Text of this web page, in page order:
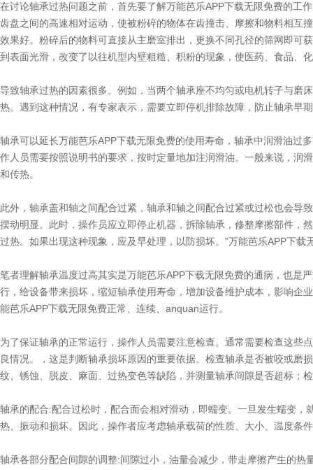
在讨论轴承过热问题之前，首先要了解万能芭乐APP下载无限免费的工
齿盘之间的高速相对运动，使被粉碎的物体在齿撞击、摩擦和物料相互
效果好。粉碎后的物料可直接从主磨室排出，更换不同孔径的筛网即可
到表面光滑，改变了以往机型内壁粗糙、积粉的现象，使医药、食品、
导致轴承过热的因素很多。例如，当两个轴承座不均匀或电机转子与磨
热。遇到这种情况，有专家表示，需要立即停机排除故障，防止轴承早
轴承可以延长万能芭乐APP下载无限免费的使用寿命，轴承中润滑油过
作人员需要按照说明书的要求，按时定量地加注润滑油。一般来说，润
和传热。
此外，轴承盖和轴之间配合过紧，轴承和轴之间配合过紧或过松也会导
摆动明显。此时，操作员应立即停止机器，拆除轴承，修整摩擦部件，
过热。如果出现这种现象，应及早处理，以防损坏。”万能芭乐APP下载
笔者理解轴承温度过高其实是万能芭乐APP下载无限免费的通病，也是
行，给设备带来损坏，缩短轴承使用寿命，增加设备维护成本，影响企
能芭乐APP下载无限免费正常、连续、anquan运行。
为了保证轴承的正常运行，操作人员需要注意检查。通常需要检查这些
良情况。，这是判断轴承损坏原因的重要依据。检查轴承是否被咬或磨
纹、锈蚀、脱皮、麻面、过热变色等缺陷，并测量轴承间隙是否超标；
轴承的配合:配合过松时，配合面会相对滑动，即蠕变。一旦发生蠕变
热、振动和损坏。因此，操作者应考虑轴承载荷的性质、大小、温度条
轴承各部分配合间隙的调整:间隙过小，油量会减少，带走摩擦产生的